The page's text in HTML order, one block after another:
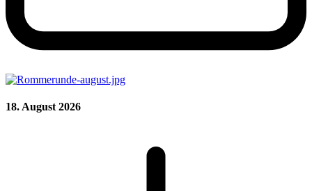
18. August 2026